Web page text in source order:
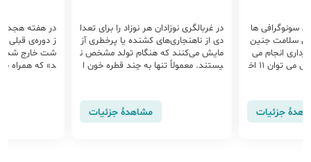
سونوگرافی ها
سلامت جنین
هفته های 18 تا 22 بارداری انجام می
شودبا کمک اسکن آنومالی می توان 11 اخ
جزئیات
در غربالگری نوزادان هر نوزاد را برای تعدا
دی از ناهنجاری‌های کشنده یا پرخطری آز
مایش می‌کنند که هنگام تولد مشخص ن
یستند. معمولاً تنها به چند قطره خون ا
مشاهدهٔ جزئیات
در هفته
ز دوره‌ی قبلی
شت خارج شده
د» که همراه